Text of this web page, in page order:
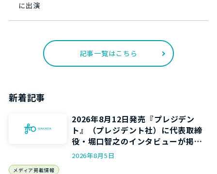
に出演
記事一覧はこちら
新着記事
2026年8月12日発売『プレジデン
ト』（プレジデント社）に代表取締
役・堀口智之のインタビューが掲載
されます
2026年8月5日
メディア掲載情報